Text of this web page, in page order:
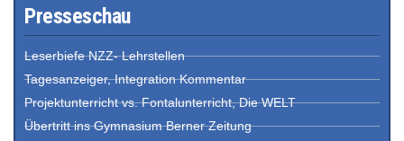
Presseschau
Leserbiefe NZZ- Lehrstellen
Tagesanzeiger, Integration Kommentar
Projektunterricht vs. Fontalunterricht, Die WELT
Übertritt ins Gymnasium Berner Zeitung